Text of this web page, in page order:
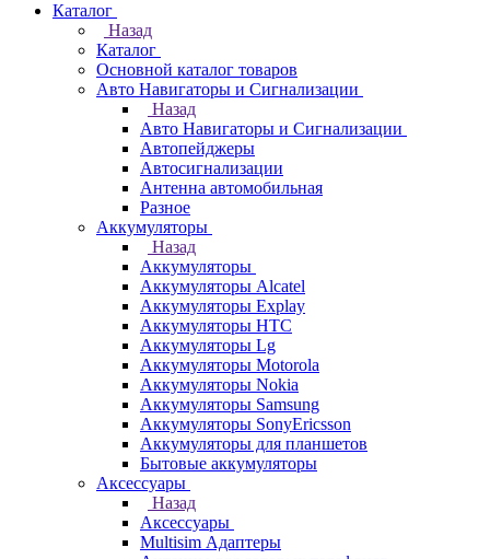
Каталог
Назад
Каталог
Основной каталог товаров
Авто Навигаторы и Сигнализации
Назад
Авто Навигаторы и Сигнализации
Автопейджеры
Автосигнализации
Антенна автомобильная
Разное
Аккумуляторы
Назад
Аккумуляторы
Аккумуляторы Alcatel
Аккумуляторы Explay
Аккумуляторы HTC
Аккумуляторы Lg
Аккумуляторы Motorola
Аккумуляторы Nokia
Аккумуляторы Samsung
Аккумуляторы SonyEricsson
Аккумуляторы для планшетов
Бытовые аккумуляторы
Аксессуары
Назад
Аксессуары
Multisim Адаптеры